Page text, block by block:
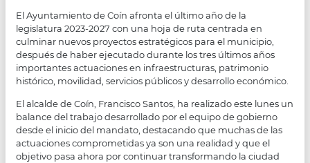
El Ayuntamiento de Coín afronta el último año de la
legislatura 2023-2027 con una hoja de ruta centrada en
culminar nuevos proyectos estratégicos para el municipio,
después de haber ejecutado durante los tres últimos años
importantes actuaciones en infraestructuras, patrimonio
histórico, movilidad, servicios públicos y desarrollo económico.
El alcalde de Coín, Francisco Santos, ha realizado este lunes un
balance del trabajo desarrollado por el equipo de gobierno
desde el inicio del mandato, destacando que muchas de las
actuaciones comprometidas ya son una realidad y que el
objetivo pasa ahora por continuar transformando la ciudad